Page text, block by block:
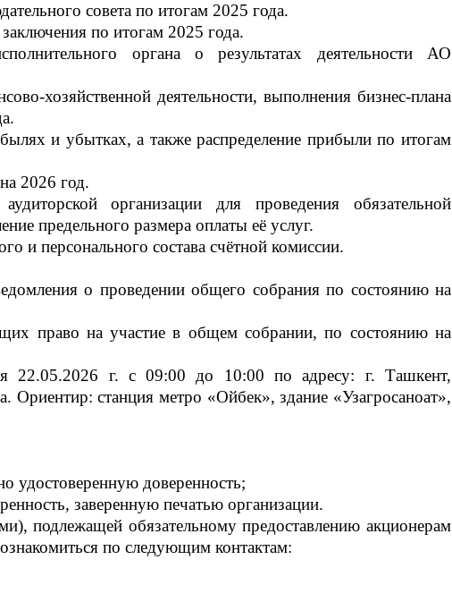
совета по итогам 2025 года.
по итогам 2025 года.
органа о результатах деятельности АО
хозяйственной деятельности, выполнения бизнес-плана
и убытках, а также распределение прибыли по итогам
2026 год.
организации для проведения обязательной
предельного размера оплаты её услуг.
и персонального состава счётной комиссии.
о проведении общего собрания по состоянию на
право на участие в общем собрании, по состоянию на
22.05.2026 г. с 09:00 до 10:00 по адресу: г. Ташкент,
станция метро «Ойбек», здание «Узагросаноат»,
удостоверенную доверенность;
заверенную печатью организации.
подлежащей обязательному предоставлению акционерам
по следующим контактам: